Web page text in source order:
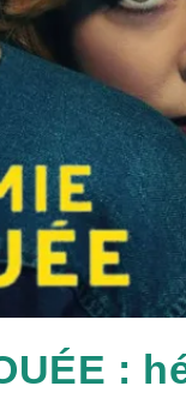
: